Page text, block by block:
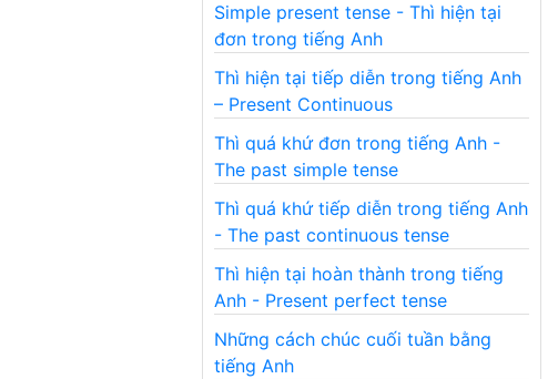
Simple present tense - Thì hiện tại
đơn trong tiếng Anh
Thì hiện tại tiếp diễn trong tiếng Anh
– Present Continuous
Thì quá khứ đơn trong tiếng Anh -
The past simple tense
Thì quá khứ tiếp diễn trong tiếng Anh
- The past continuous tense
Thì hiện tại hoàn thành trong tiếng
Anh - Present perfect tense
Những cách chúc cuối tuần bằng
tiếng Anh